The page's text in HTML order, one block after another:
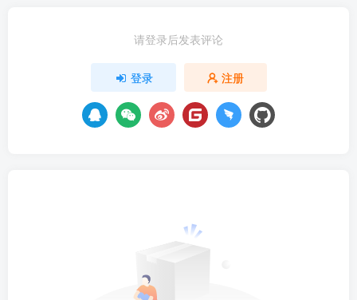
请登录后发表评论
登录 注册